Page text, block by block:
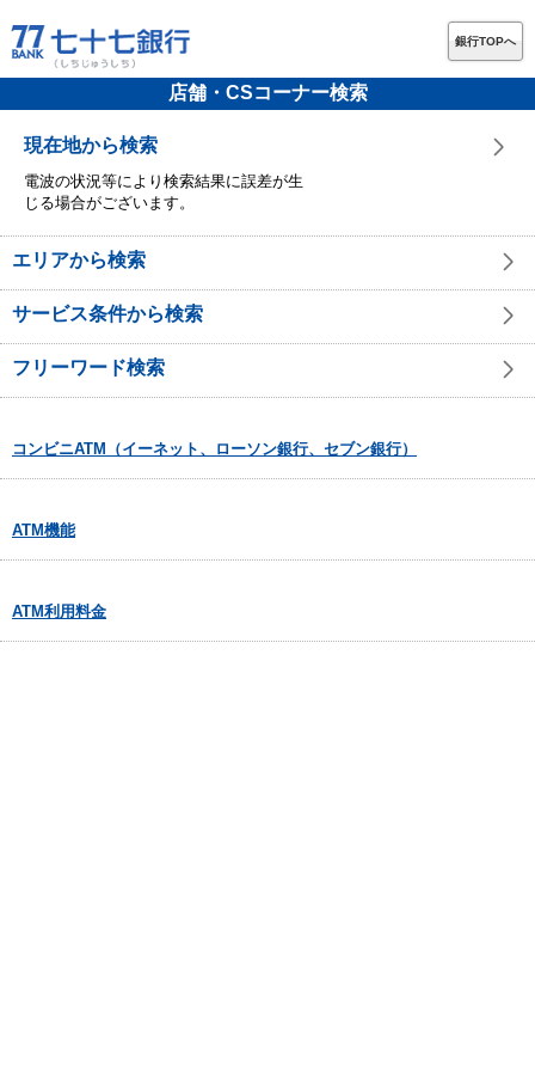
銀行TOPへ
店舗・CSコーナー検索
現在地から検索
電波の状況等により検索結果に誤差が生
じる場合がございます。
エリアから検索
サービス条件から検索
フリーワード検索
コンビニATM（イーネット、ローソン銀行、セブン銀行）
ATM機能
ATM利用料金